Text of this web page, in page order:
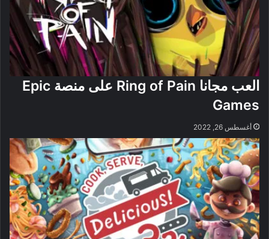
العب مجانا Ring of Pain على منصة Epic
Games
أغسطس 26, 2022